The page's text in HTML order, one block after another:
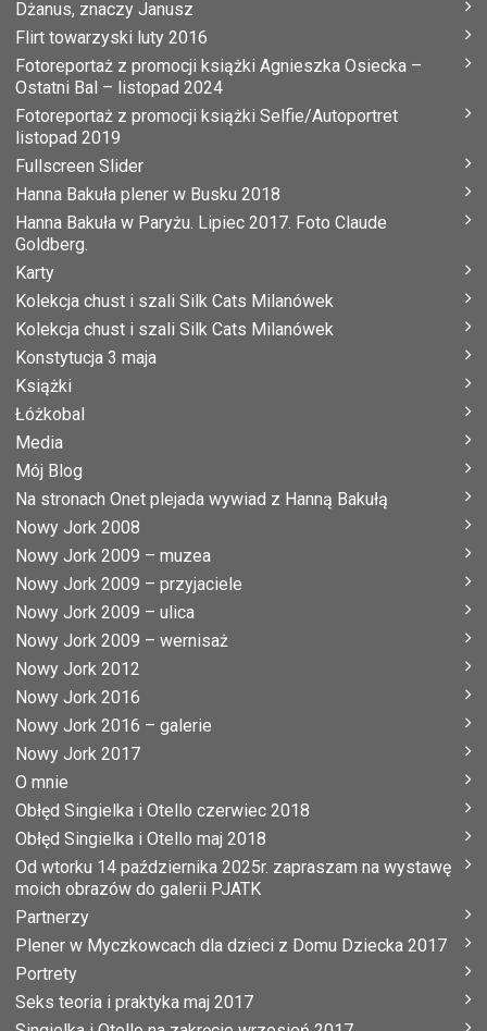
Dżanus, znaczy Janusz
Flirt towarzyski luty 2016
Fotoreportaż z promocji książki Agnieszka Osiecka –
Ostatni Bal – listopad 2024
Fotoreportaż z promocji książki Selfie/Autoportret
listopad 2019
Fullscreen Slider
Hanna Bakuła plener w Busku 2018
Hanna Bakuła w Paryżu. Lipiec 2017. Foto Claude
Goldberg.
Karty
Kolekcja chust i szali Silk Cats Milanówek
Kolekcja chust i szali Silk Cats Milanówek
Konstytucja 3 maja
Książki
Łóżkobal
Media
Mój Blog
Na stronach Onet plejada wywiad z Hanną Bakułą
Nowy Jork 2008
Nowy Jork 2009 – muzea
Nowy Jork 2009 – przyjaciele
Nowy Jork 2009 – ulica
Nowy Jork 2009 – wernisaż
Nowy Jork 2012
Nowy Jork 2016
Nowy Jork 2016 – galerie
Nowy Jork 2017
O mnie
Obłęd Singielka i Otello czerwiec 2018
Obłęd Singielka i Otello maj 2018
Od wtorku 14 października 2025r. zapraszam na wystawę
moich obrazów do galerii PJATK
Partnerzy
Plener w Myczkowcach dla dzieci z Domu Dziecka 2017
Portrety
Seks teoria i praktyka maj 2017